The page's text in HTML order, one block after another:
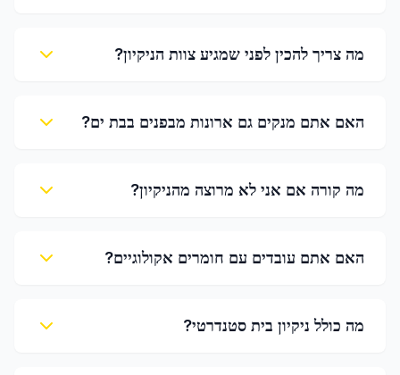
מה צריך להכין לפני שמגיע צוות הניקיון?
האם אתם מנקים גם ארונות מבפנים בבת ים?
מה קורה אם אני לא מרוצה מהניקיון?
האם אתם עובדים עם חומרים אקולוגיים?
מה כולל ניקיון בית סטנדרטי?